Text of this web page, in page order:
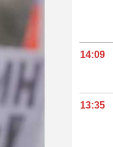
14:09
13:35